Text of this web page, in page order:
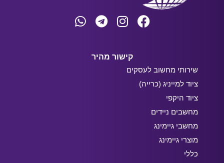
קישור מהיר
שירותי מחשוב לעסקים
ציוד למייניג (כרייה)
ציוד היקפי
מחשבים ניידים
מחשבי גיימינג
מוצרי גיימינג
כללי